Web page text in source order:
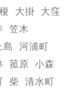
大掛
大窪
笠木
島
河浦町
菰原
小森
柴
清水町